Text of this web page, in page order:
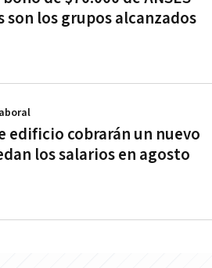
son los grupos alcanzados
edificio cobrarán un nuevo
los salarios en agosto